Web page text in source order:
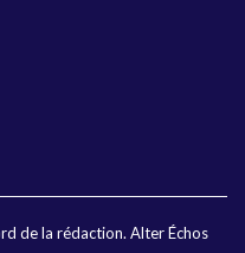
de la rédaction. Alter Échos